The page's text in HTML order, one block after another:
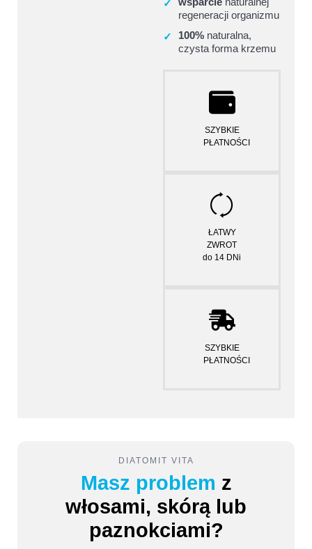
✓
regeneracji organizmu
✓
100% naturalna,
czysta forma krzemu
SZYBKIE
PŁATNOŚCI
ŁATWY
ZWROT
do 14 DNi
SZYBKIE
PŁATNOŚCI
DIATOMIT VITA
Masz problem z
włosami, skórą lub
paznokciami?